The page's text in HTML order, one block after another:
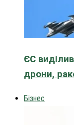
ЄС
дрони,
Бізнес